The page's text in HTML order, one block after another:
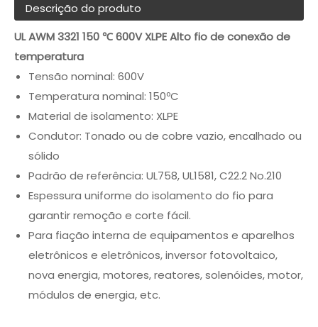
Descrição do produto
UL AWM 3321 150 ℃ 600V XLPE Alto fio de conexão de
temperatura
Tensão nominal: 600V
Temperatura nominal: 150ºC
Material de isolamento: XLPE
Condutor: Tonado ou de cobre vazio, encalhado ou
sólido
Padrão de referência: UL758, UL1581, C22.2 No.210
Espessura uniforme do isolamento do fio para
garantir remoção e corte fácil.
Para fiação interna de equipamentos e aparelhos
eletrônicos e eletrônicos, inversor fotovoltaico,
nova energia, motores, reatores, solenóides, motor,
módulos de energia, etc.